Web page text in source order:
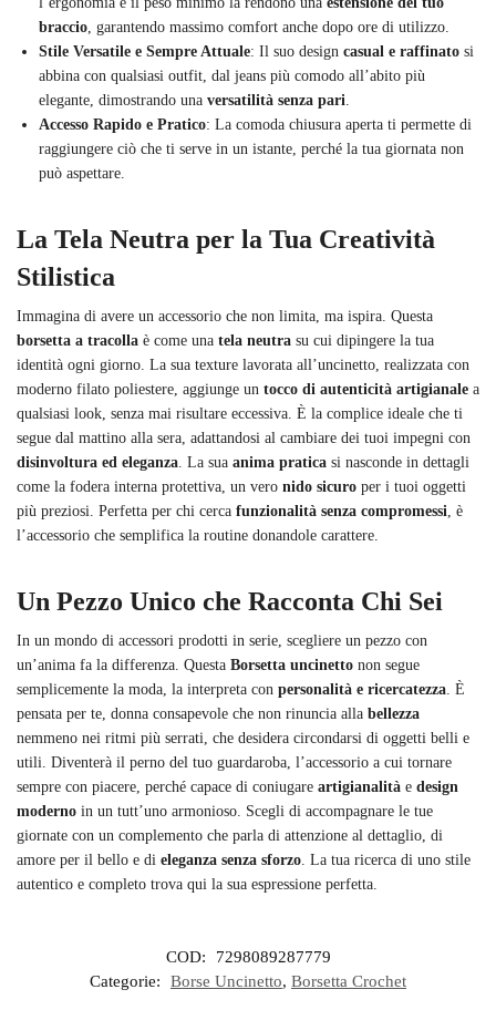
braccio , garantendo massimo comfort anche dopo ore di utilizzo.
Stile Versatile e Sempre Attuale: Il suo design casual e raffinato si
abbina con qualsiasi outfit, dal jeans più comodo all’abito più
elegante, dimostrando una versatilità senza pari
Accesso Rapido e Pratico: La comoda chiusura aperta ti permette di
raggiungere ciò che ti serve in un istante, perché la tua giornata non
può aspettare.
La Tela Neutra per la Tua Creatività
Stilistica
Immagina di avere un accessorio che non limita, ma ispira. Questa
borsetta a tracolla è come una tela neutra su cui dipingere la tua
identità ogni giorno. La sua texture lavorata all’uncinetto, realizzata con
moderno filato poliestere, aggiunge un tocco di autenticità artigianale a
qualsiasi look, senza mai risultare eccessiva. È la complice ideale che ti
segue dal mattino alla sera, adattandosi al cambiare dei tuoi impegni con
disinvoltura ed eleganza . La sua anima pratica si nasconde in dettagli
come la fodera interna protettiva, un vero nido sicuro per i tuoi oggetti
più preziosi. Perfetta per chi cerca funzionalità senza compromessi , è
l’accessorio che semplifica la routine donandole carattere.
Un Pezzo Unico che Racconta Chi Sei
In un mondo di accessori prodotti in serie, scegliere un pezzo con
un’anima fa la differenza. Questa Borsetta uncinetto non segue
semplicemente la moda, la interpreta con personalità e ricercatezza . È
pensata per te, donna consapevole che non rinuncia alla bellezza
nemmeno nei ritmi più serrati, che desidera circondarsi di oggetti belli e
utili. Diventerà il perno del tuo guardaroba, l’accessorio a cui tornare
sempre con piacere, perché capace di coniugare artigianalità e design
moderno in un tutt’uno armonioso. Scegli di accompagnare le tue
giornate con un complemento che parla di attenzione al dettaglio, di
amore per il bello e di eleganza senza sforzo . La tua ricerca di uno stile
autentico e completo trova qui la sua espressione perfetta.
COD:
7298089287779
Categorie:
Borse Uncinetto, Borsetta Crochet